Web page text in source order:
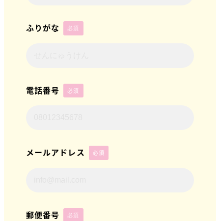
ふりがな 必須
電話番号 必須
メールアドレス 必須
郵便番号 必須